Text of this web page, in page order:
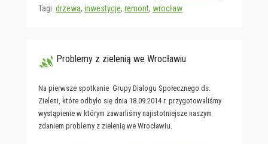
Tagi: drzewa, inwestycje, remont, wrocław
Problemy z zielenią we Wrocławiu
Na pierwsze spotkanie Grupy Dialogu Społecznego ds.
Zieleni, które odbyło się dnia 18.09.2014 r. przygotowaliśmy
wystąpienie w którym zawarliśmy najistotniejsze naszym
zdaniem problemy z zielenią we Wrocławiu.